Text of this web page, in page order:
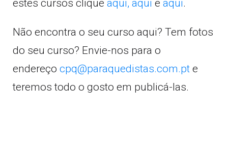
estes cursos clique aqui, aqui e aqui.
Não encontra o seu curso aqui? Tem fotos
do seu curso? Envie-nos para o
endereço cpq@paraquedistas.com.pt e
teremos todo o gosto em publicá-las.